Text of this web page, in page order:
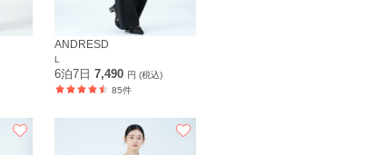
ANDRESD
L
6泊7日 7,490 円 (税込)
85件